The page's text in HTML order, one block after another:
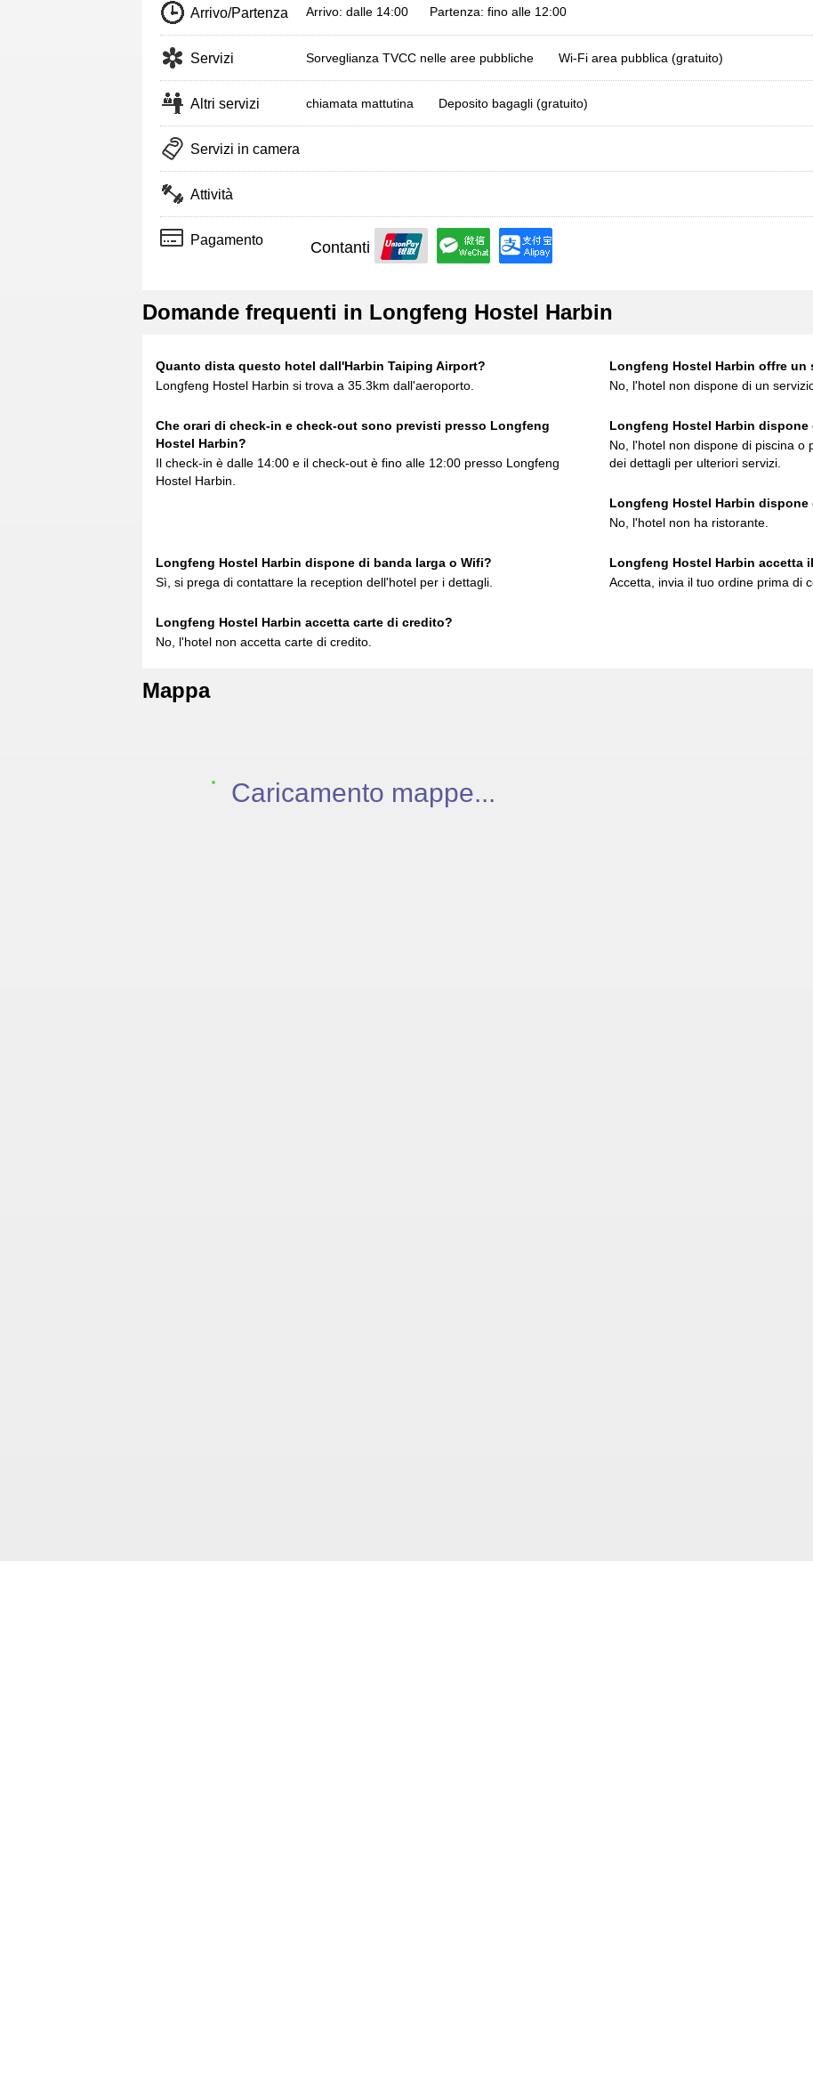
Arrivo/Partenza Arrivo: dalle 14:00 Partenza: fino alle 12:00
Servizi Sorveglianza TVCC nelle aree pubbliche Wi-Fi area pubblica (gratuito)
Altri servizi chiamata mattutina Deposito bagagli (gratuito)
Servizi in camera
Attività
Pagamento Contanti
Domande frequenti in Longfeng Hostel Harbin
Quanto dista questo hotel dall'Harbin Taiping Airport?
Longfeng Hostel Harbin si trova a 35.3km dall'aeroporto.
Longfeng Hostel Harbin offre un
No, l'hotel non dispone di un
Che orari di check-in e check-out sono previsti presso Longfeng
Hostel Harbin?
Il check-in è dalle 14:00 e il check-out è fino alle 12:00 presso Longfeng
Hostel Harbin.
Longfeng Hostel Harbin
No, l'hotel non dispone di piscina o
dei dettagli per ulteriori servizi.
Longfeng Hostel Harbin
No, l'hotel non ha ristorante.
Longfeng Hostel Harbin dispone di banda larga o Wifi?
Sì, si prega di contattare la reception dell'hotel per i dettagli.
Longfeng Hostel Harbin accetta
Accetta, invia il tuo ordine prima di
Longfeng Hostel Harbin accetta carte di credito?
No, l'hotel non accetta carte di credito.
Mappa
Caricamento mappe...